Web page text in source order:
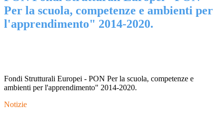
Per la scuola, competenze e ambienti per
l'apprendimento" 2014-2020.
Fondi Strutturali Europei - PON Per la scuola, competenze e
ambienti per l'apprendimento" 2014-2020.
Notizie